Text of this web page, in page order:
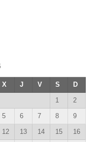
X J V S D
1 2
5 6 7 8 9
12 13 14 15 16